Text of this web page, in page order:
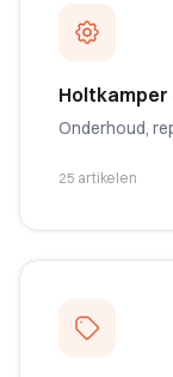
Holtkamper
Onderhoud,
25 artikelen